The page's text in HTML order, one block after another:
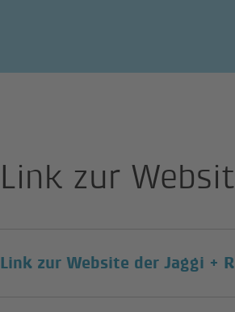
Link zur
Link zur Website der Jaggi +